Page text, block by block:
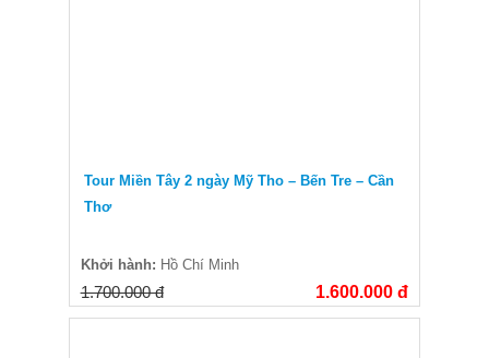
Tour Miền Tây 2 ngày Mỹ Tho – Bến Tre – Cần
Thơ
Khởi hành: Hồ Chí Minh
1.700.000 đ 1.600.000 đ